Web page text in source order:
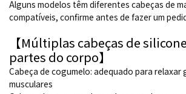
Alguns modelos têm diferentes cabeças de
compatíveis, confirme antes de fazer um
【Múltiplas cabeças de
partes do corpo】
Cabeça de cogumelo: adequado para relaxar
musculares